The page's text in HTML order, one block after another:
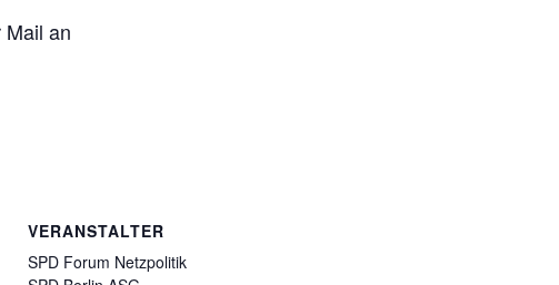
Mail an
VERANSTALTER
SPD Forum Netzpolitik